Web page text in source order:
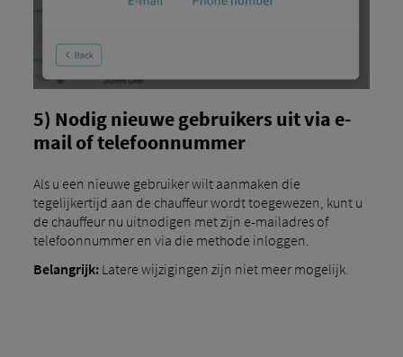
5) Nodig nieuwe gebruikers uit via e-
mail of telefoonnummer
Als u een nieuwe gebruiker wilt aanmaken die
tegelijkertijd aan de chauffeur wordt toegewezen, kunt u
de chauffeur nu uitnodigen met zijn e-mailadres of
telefoonnummer en via die methode inloggen.
Belangrijk:Latere wijzigingen zijn niet meer mogelijk.